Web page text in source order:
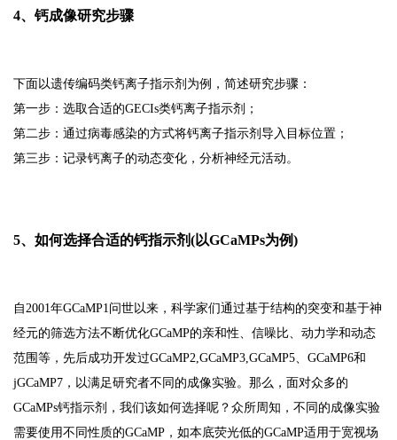
4、钙成像研究步骤
下面以遗传编码类钙离子指示剂为例，简述研究步骤：
第一步：选取合适的GECIs类钙离子指示剂；
第二步：通过病毒感染的方式将钙离子指示剂导入目标位置；
第三步：记录钙离子的动态变化，分析神经元活动。
5、如何选择合适的钙指示剂(以GCaMPs为例)
自2001年GCaMP1问世以来，科学家们通过基于结构的突变和基于神
经元的筛选方法不断优化GCaMP的亲和性、信噪比、动力学和动态
范围等，先后成功开发过GCaMP2,GCaMP3,GCaMP5、GCaMP6和
jGCaMP7，以满足研究者不同的成像实验。那么，面对众多的
GCaMPs钙指示剂，我们该如何选择呢？众所周知，不同的成像实验
需要使用不同性质的GCaMP，如本底荧光低的GCaMP适用于宽视场